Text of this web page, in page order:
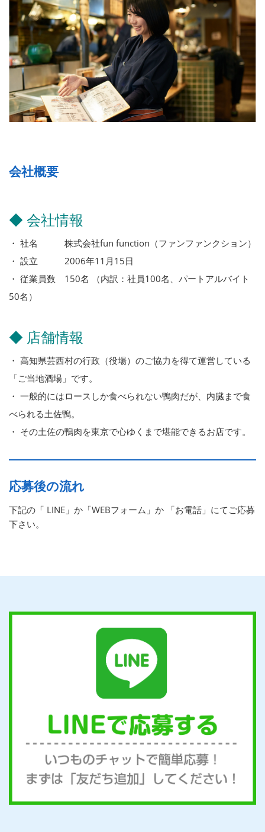
会社概要
◆ 会社情報
・ 社名 株式会社fun function（ファンファンクション）
・ 設立 2006年11月15日
・ 従業員数 150名 （内訳：社員100名、パートアルバイト
50名）
◆ 店舗情報
・ 高知県芸西村の行政（役場）のご協力を得て運営している
「ご当地酒場」です。
・ 一般的にはロースしか食べられない鴨肉だが、内臓まで食
べられる土佐鴨。
・ その土佐の鴨肉を東京で心ゆくまで堪能できるお店です。
応募後の流れ
下記の「 LINE」か「WEBフォーム」か 「お電話」にてご応募
下さい。